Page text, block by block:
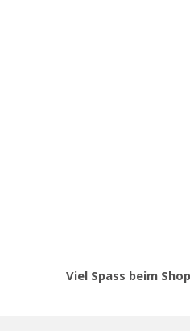
Viel Spass beim